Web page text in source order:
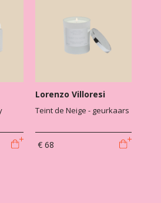
Lorenzo Villoresi
Teint de Neige - geurkaars
€ 68